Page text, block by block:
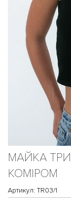
МАЙКА
КОМІРОМ
Артикул: TR03/1